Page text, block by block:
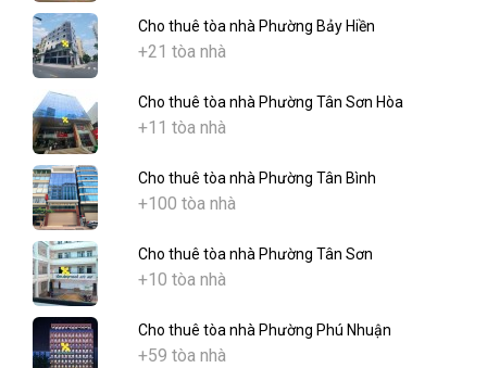
Cho thuê tòa nhà Phường Bảy Hiền
+21 tòa nhà
Cho thuê tòa nhà Phường Tân Sơn Hòa
+11 tòa nhà
Cho thuê tòa nhà Phường Tân Bình
+100 tòa nhà
Cho thuê tòa nhà Phường Tân Sơn
+10 tòa nhà
Cho thuê tòa nhà Phường Phú Nhuận
+59 tòa nhà